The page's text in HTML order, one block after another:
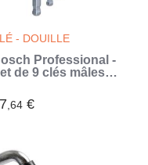
- DOUILLE
Professional -
de 9 clés mâles
,64 €